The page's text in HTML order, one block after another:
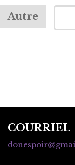
Autre
COURRIEL